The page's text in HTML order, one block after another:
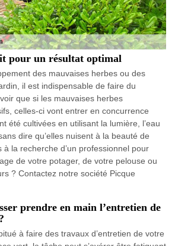
pour un résultat optimal
des mauvaises herbes ou des
il est indispensable de faire du
que si les mauvaises herbes
celles-ci vont entrer en concurrence
été cultivées en utilisant la lumière, l’eau
dire qu’elles nuisent à la beauté de
à la recherche d’un professionnel pour
de votre potager, de votre pelouse ou
? Contactez notre société Picque
prendre en main l’entretien de
à faire des travaux d’entretien de votre